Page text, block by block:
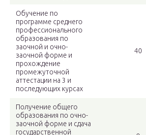
Обучение по
программе среднего
профессионального
образования по
заочной и очно-
заочной форме и
прохождение
промежуточной
аттестации на 3 и
последующих курсах
40
Получение общего
образования по очно-
заочной форме и сдача
государственной